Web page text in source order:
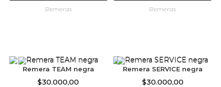
Remeras Remeras
Remera TEAM negra
$30.000,00
Remera SERVICE negra
$30.000,00